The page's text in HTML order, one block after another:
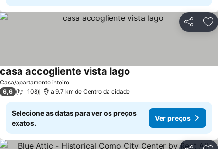
Partilhar
Casa/apartamento inteiro
casa accogliente vista lago
6,6 108 a 9.7 km de Centro da cidade
Selecione as datas para ver os preços
exatos.
Ver preços